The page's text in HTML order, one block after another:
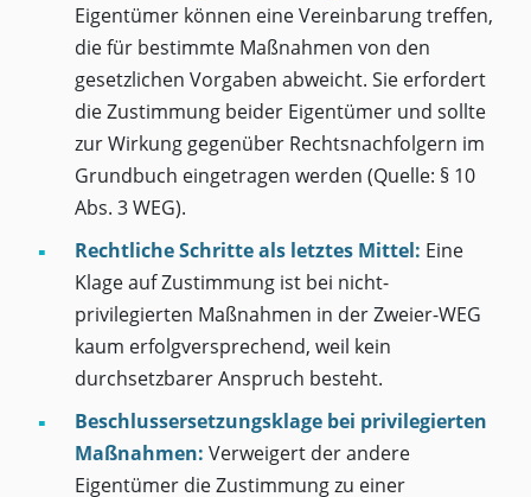
Eigentümer können eine Vereinbarung treffen,
die für bestimmte Maßnahmen von den
gesetzlichen Vorgaben abweicht. Sie erfordert
die Zustimmung beider Eigentümer und sollte
zur Wirkung gegenüber Rechtsnachfolgern im
Grundbuch eingetragen werden (Quelle: § 10
Abs. 3 WEG).
Rechtliche Schritte als letztes Mittel: Eine
Klage auf Zustimmung ist bei nicht-
privilegierten Maßnahmen in der Zweier-WEG
kaum erfolgversprechend, weil kein
durchsetzbarer Anspruch besteht.
Beschlussersetzungsklage bei privilegierten
Maßnahmen: Verweigert der andere
Eigentümer die Zustimmung zu einer